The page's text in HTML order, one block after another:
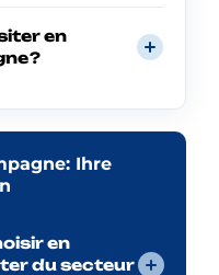
en
?
Ihre
en
du secteur